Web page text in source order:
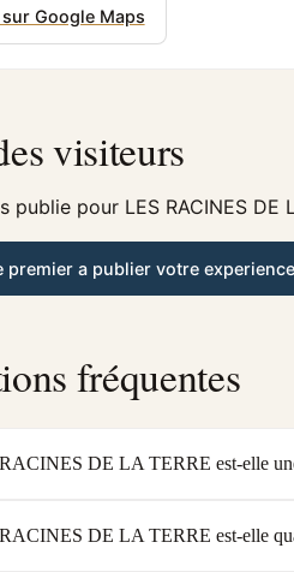
Google Maps
visiteurs
publie pour LES RACINES DE
premier a publier votre experience
fréquentes
DE LA TERRE est-elle
DE LA TERRE est-elle